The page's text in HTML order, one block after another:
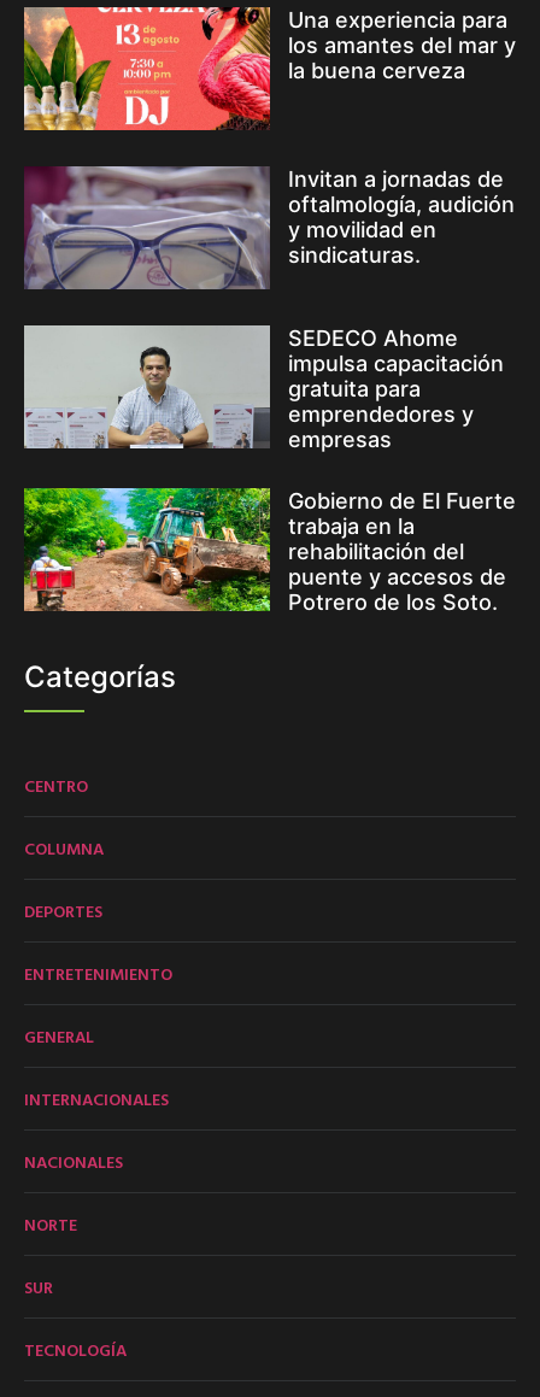
Una experiencia para
los amantes del mar y
la buena cerveza
Invitan a jornadas de
oftalmología, audición
y movilidad en
sindicaturas.
SEDECO Ahome
impulsa capacitación
gratuita para
emprendedores y
empresas
Gobierno de El Fuerte
trabaja en la
rehabilitación del
puente y accesos de
Potrero de los Soto.
Categorías
CENTRO
COLUMNA
DEPORTES
ENTRETENIMIENTO
GENERAL
INTERNACIONALES
NACIONALES
NORTE
SUR
TECNOLOGÍA